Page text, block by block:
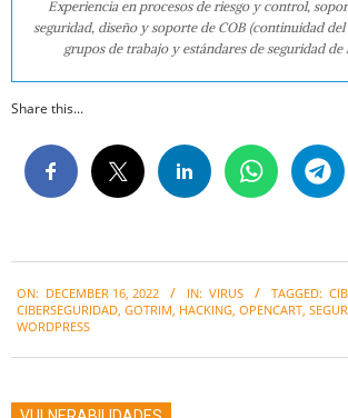
Experiencia en procesos de riesgo y control,
seguridad, diseño y soporte de COB (continuidad del
grupos de trabajo y estándares de seguridad
Share this...
12-
16
ON: DECEMBER 16, 2022 IN: VIRUS TAGGED:
CIBERSEGURIDAD GOTRIM HACKING OPENCART
WORDPRESS